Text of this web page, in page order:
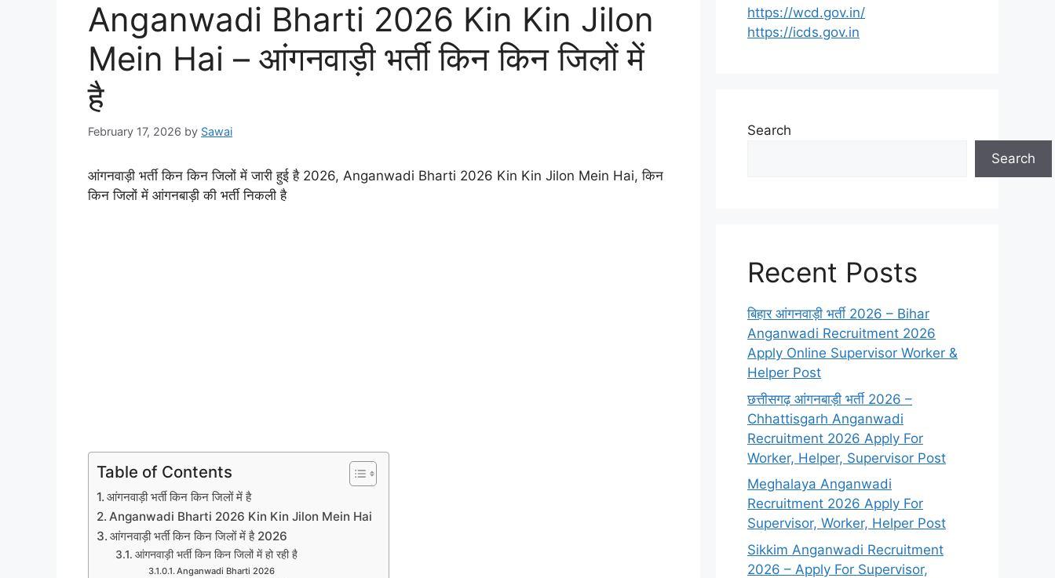
Anganwadi Bharti 2026 Kin Kin Jilon
Mein Hai – आंगनवाड़ी भर्ती किन किन जिलों में
है
February 17, 2026 by Sawai
आंगनवाड़ी भर्ती किन किन जिलों में जारी हुई है 2026, Anganwadi Bharti 2026 Kin Kin Jilon Mein Hai, किन
किन जिलों में आंगनबाड़ी की भर्ती निकली है
Table of Contents
आंगनवाड़ी भर्ती किन किन जिलों में है
Anganwadi Bharti 2026 Kin Kin Jilon Mein Hai
आंगनवाड़ी भर्ती किन किन जिलों में है 2026
आंगनवाड़ी भर्ती किन किन जिलों में हो रही है
Anganwadi Bharti 2026
https://wcd.gov.in/
https://icds.gov.in
Search
Search
Recent Posts
बिहार आंगनवाड़ी भर्ती 2026 – Bihar
Anganwadi Recruitment 2026
Apply Online Supervisor Worker &
Helper Post
छत्तीसगढ़ आंगनबाड़ी भर्ती 2026 –
Chhattisgarh Anganwadi
Recruitment 2026 Apply For
Worker, Helper, Supervisor Post
Meghalaya Anganwadi
Recruitment 2026 Apply For
Supervisor, Worker, Helper Post
Sikkim Anganwadi Recruitment
2026 – Apply For Supervisor,